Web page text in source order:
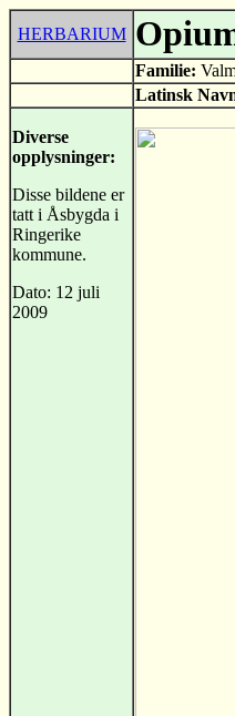
HERBARIUM
Familie:
Latinsk
Diverse
opplysninger:
Disse bildene er
tatt i Åsbygda i
Ringerike
kommune.
Dato: 12 juli
2009